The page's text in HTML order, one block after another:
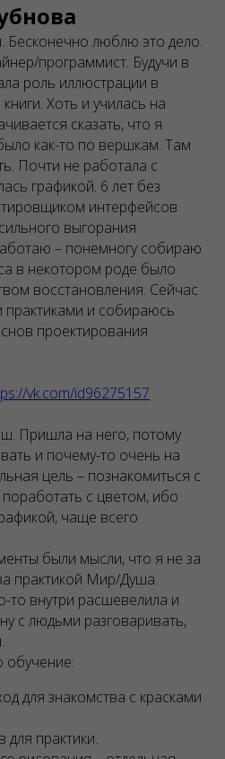
Бесконечно люблю это дело.
программист. Будучи в
роль иллюстрации в
Хоть и училась на
сказать, что я
как-то по вершкам. Там
Почти не работала с
графикой. 6 лет без
интерфейсов
выгорания
– понемногу собираю
в некотором роде было
восстановления. Сейчас
и собираюсь
проектирования
vk.com/id96275157
Пришла на него, потому
и почему-то очень на
цель – познакомиться с
с цветом, ибо
чаще всего
были мысли, что я не за
практикой Мир/Душа.
то внутри расшевелила и
с людьми разговаривать,
обучение:
для знакомства с красками
практики.